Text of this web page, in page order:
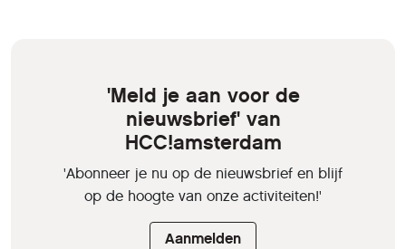
'Meld je aan voor de
nieuwsbrief' van
HCC!amsterdam
'Abonneer je nu op de nieuwsbrief en blijf
op de hoogte van onze activiteiten!'
Aanmelden